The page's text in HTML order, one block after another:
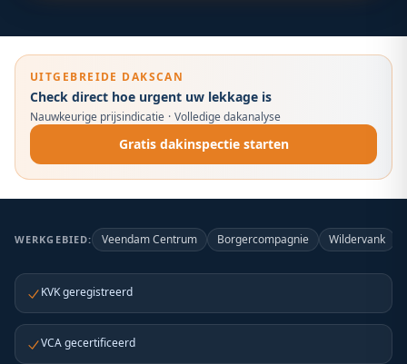
UITGEBREIDE DAKSCAN
Check direct hoe urgent uw lekkage is
Nauwkeurige prijsindicatie · Volledige dakanalyse
Gratis dakinspectie starten
WERKGEBIED: Veendam Centrum Borgercompagnie Wildervank
KVK geregistreerd
VCA gecertificeerd